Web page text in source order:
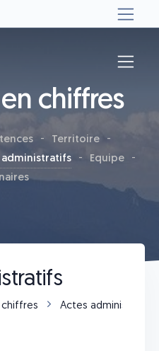
chiffres
Territoire
administratifs
Equipe
chiffres Actes administratifs